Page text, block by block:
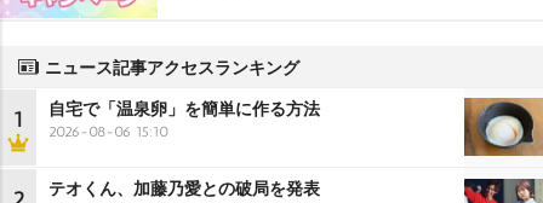
ニュース記事アクセスランキング
1 自宅で「温泉卵」を簡単に作る方法
2026-08-06 15:10
テオくん、加藤乃愛との破局を発表